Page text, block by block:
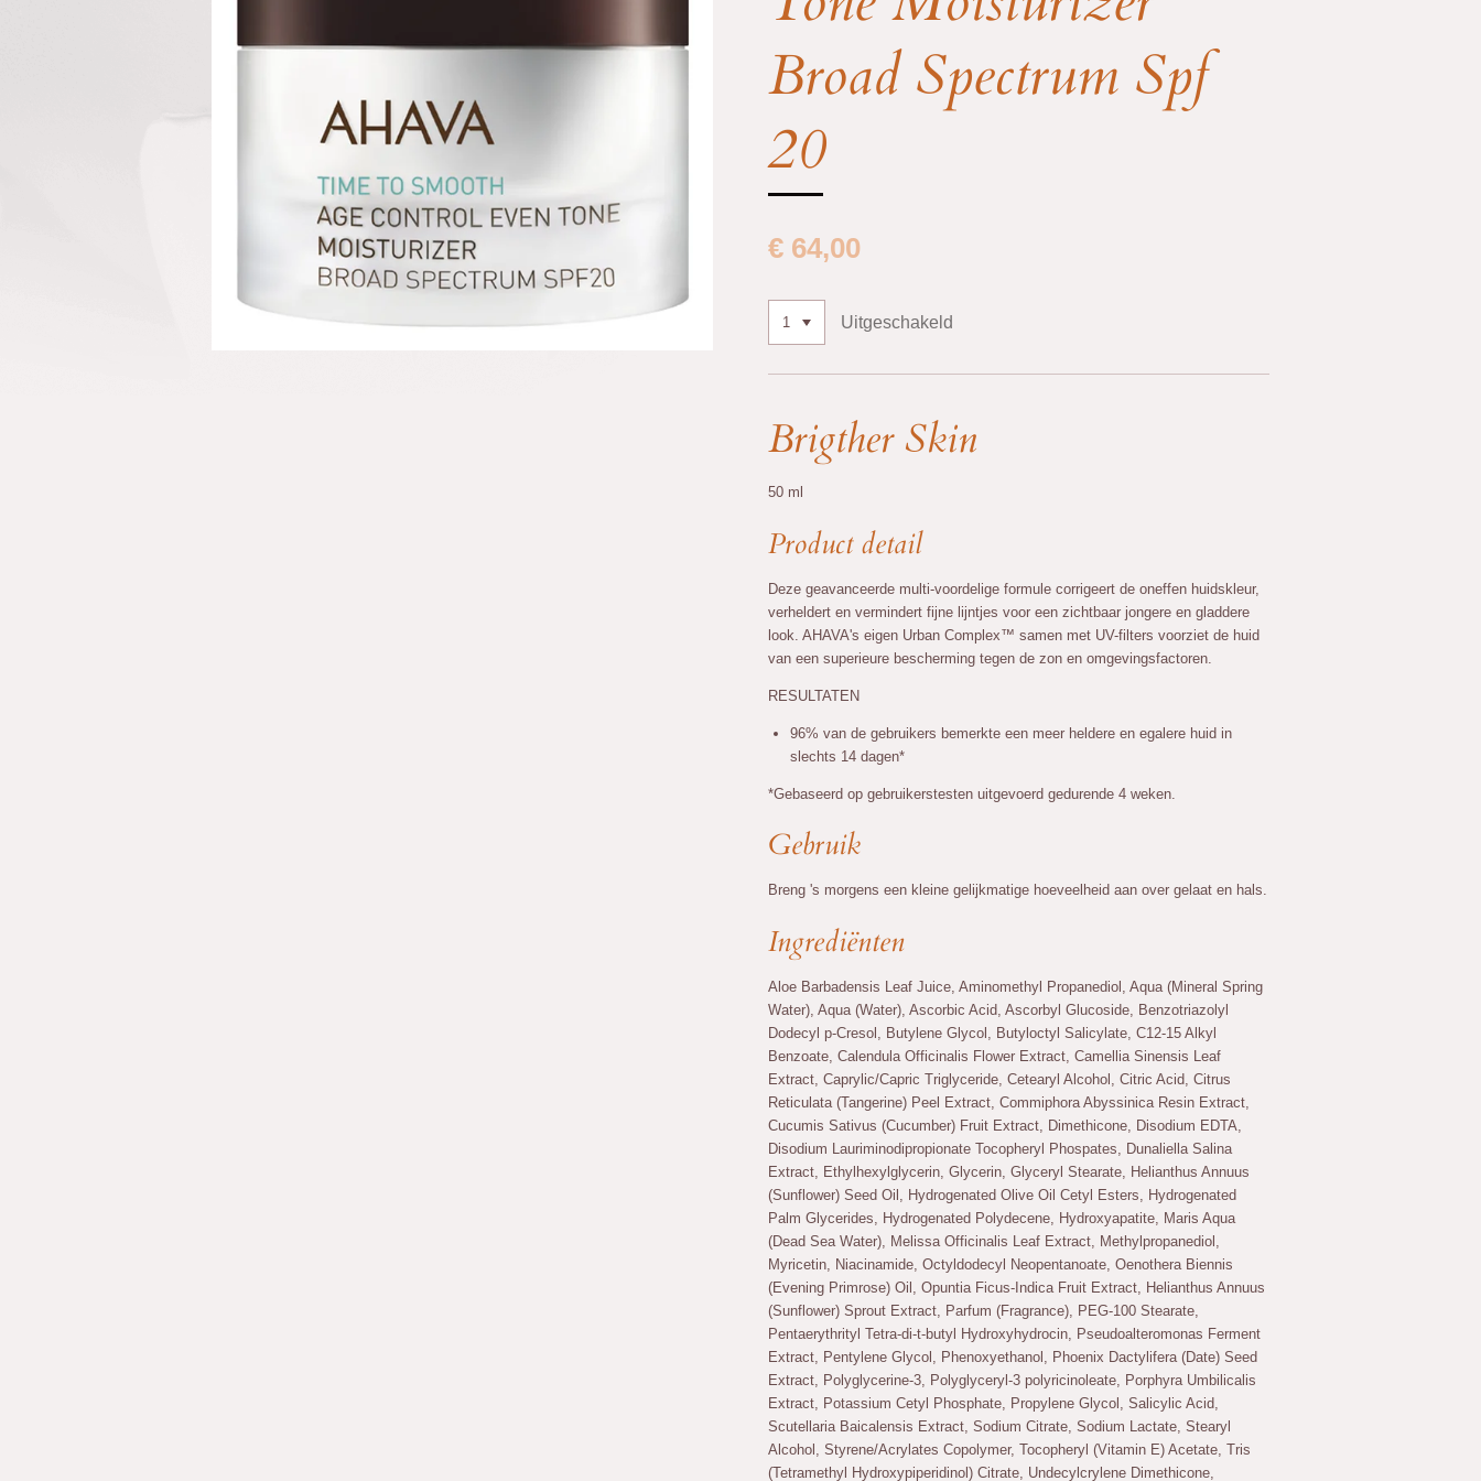
Broad Spectrum Spf
20
€ 64,00
Uitgeschakeld
Brigther Skin
50 ml
Product detail
Deze geavanceerde multi-voordelige formule corrigeert de oneffen huidskleur,
verheldert en vermindert fijne lijntjes voor een zichtbaar jongere en gladdere
look. AHAVA's eigen Urban Complex™ samen met UV-filters voorziet de huid
van een superieure bescherming tegen de zon en omgevingsfactoren.
RESULTATEN
96% van de gebruikers bemerkte een meer heldere en egalere huid in
slechts 14 dagen*
*Gebaseerd op gebruikerstesten uitgevoerd gedurende 4 weken.
Gebruik
Breng 's morgens een kleine gelijkmatige hoeveelheid aan over gelaat en hals.
Ingrediënten
Aloe Barbadensis Leaf Juice, Aminomethyl Propanediol, Aqua (Mineral Spring
Water), Aqua (Water), Ascorbic Acid, Ascorbyl Glucoside, Benzotriazolyl
Dodecyl p-Cresol, Butylene Glycol, Butyloctyl Salicylate, C12-15 Alkyl
Benzoate, Calendula Officinalis Flower Extract, Camellia Sinensis Leaf
Extract, Caprylic/Capric Triglyceride, Cetearyl Alcohol, Citric Acid, Citrus
Reticulata (Tangerine) Peel Extract, Commiphora Abyssinica Resin Extract,
Cucumis Sativus (Cucumber) Fruit Extract, Dimethicone, Disodium EDTA,
Disodium Lauriminodipropionate Tocopheryl Phospates, Dunaliella Salina
Extract, Ethylhexylglycerin, Glycerin, Glyceryl Stearate, Helianthus Annuus
(Sunflower) Seed Oil, Hydrogenated Olive Oil Cetyl Esters, Hydrogenated
Palm Glycerides, Hydrogenated Polydecene, Hydroxyapatite, Maris Aqua
(Dead Sea Water), Melissa Officinalis Leaf Extract, Methylpropanediol,
Myricetin, Niacinamide, Octyldodecyl Neopentanoate, Oenothera Biennis
(Evening Primrose) Oil, Opuntia Ficus-Indica Fruit Extract, Helianthus Annuus
(Sunflower) Sprout Extract, Parfum (Fragrance), PEG-100 Stearate,
Pentaerythrityl Tetra-di-t-butyl Hydroxyhydrocin, Pseudoalteromonas Ferment
Extract, Pentylene Glycol, Phenoxyethanol, Phoenix Dactylifera (Date) Seed
Extract, Polyglycerine-3, Polyglyceryl-3 polyricinoleate, Porphyra Umbilicalis
Extract, Potassium Cetyl Phosphate, Propylene Glycol, Salicylic Acid,
Scutellaria Baicalensis Extract, Sodium Citrate, Sodium Lactate, Stearyl
Alcohol, Styrene/Acrylates Copolymer, Tocopheryl (Vitamin E) Acetate, Tris
(Tetramethyl Hydroxypiperidinol) Citrate, Undecylcrylene Dimethicone,